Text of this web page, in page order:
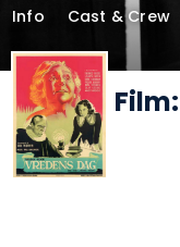
Info Cast & Crew